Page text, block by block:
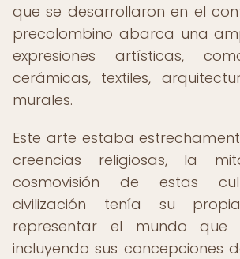
que se desarrollaron en el
precolombino abarca una
expresiones artísticas,
cerámicas, textiles,
murales.
Este arte estaba
creencias religiosas, la
cosmovisión de estas
civilización tenía su
representar el mundo que
incluyendo sus concepciones